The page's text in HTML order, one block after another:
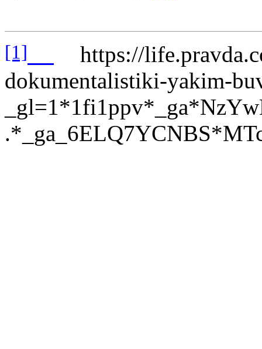
[1]
https://
dokumentalistiki-yakim-